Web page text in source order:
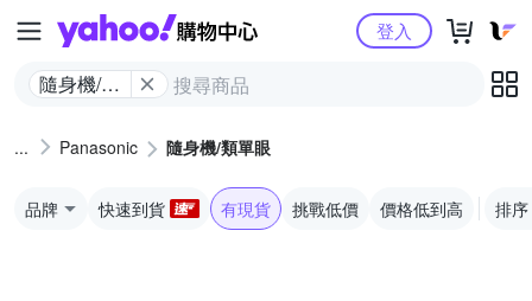
Yahoo購物中心
隨身機/類
登入
Panasonic 隨身機/類單眼
品牌 快速到貨 有現貨 挑戰低價 價格低到高 排序